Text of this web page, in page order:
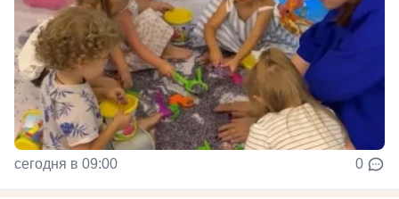
сегодня в 09:00 0